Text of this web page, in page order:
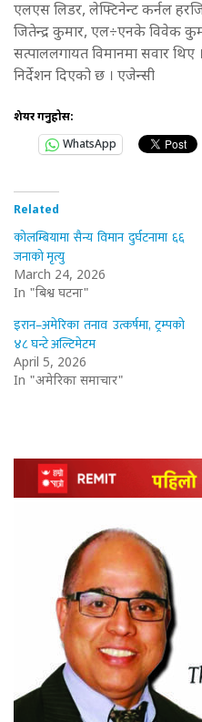
एलएस लिडर, लेफ्टिनेन्ट कर्नल
जितेन्द्र कुमार, एल÷एनके विवेक
सत्पाललगायत विमानमा सवार
निर्देशन दिएको छ । एजेन्सी
शेयर गर्नुहोस:
WhatsApp
Related
कोलम्बियामा सैन्य विमान दुर्घटनामा ६६
जनाको मृत्यु
March 24, 2026
In "बिश्व घटना"
इरान–अमेरिका तनाव उत्कर्षमा, ट्रम्पको
४८ घन्टे अल्टिमेटम
April 5, 2026
In "अमेरिका समाचार"